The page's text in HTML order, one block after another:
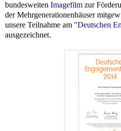
bundesweiten Imagefilm zur
der Mehrgenerationenhäuser
unsere Teilnahme am "Deutschen
ausgezeichnet.